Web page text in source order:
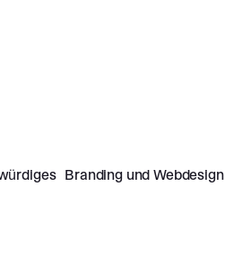
Branding und Webdesign